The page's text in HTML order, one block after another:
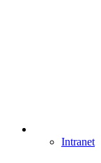
Intranet